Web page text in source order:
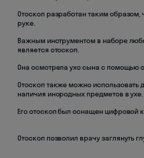
Отоскоп разработан таким образом,
руке.
Важным инструментом в наборе
является отоскоп.
Она осмотрела ухо сына с помощью
Отоскоп также можно использовать
наличия инородных предметов в ухе.
Его отоскоп был оснащен цифровой
Отоскоп позволил врачу заглянуть